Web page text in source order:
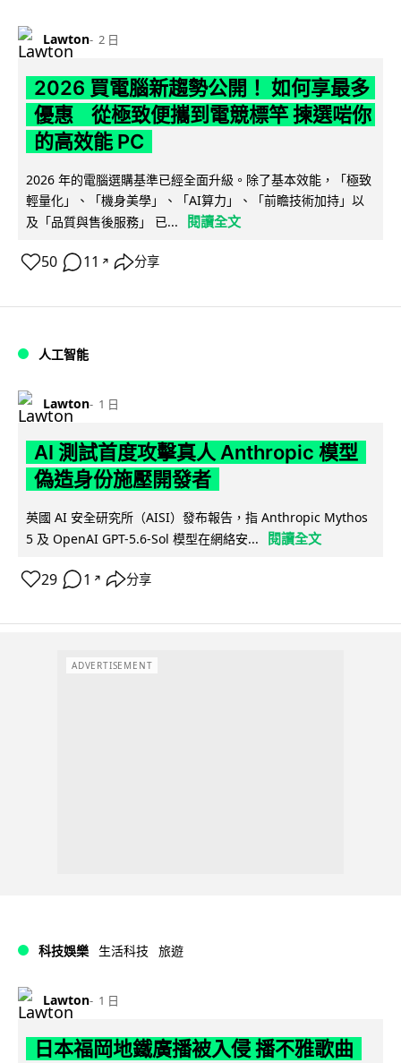
Lawton 2 日
2026 買電腦新趨勢公開！ 如何享最多
優惠 從極致便攜到電競標竿 揀選啱你
的高效能 PC
2026 年的電腦選購基準已經全面升級。除了基本效能，「極致
輕量化」、「機身美學」、「AI算力」、「前瞻技術加持」以
及「品質與售後服務」 已...
閱讀全文
50 11 ↗ 分享
人工智能
Lawton 1 日
AI 測試首度攻擊真人 Anthropic 模型
偽造身份施壓開發者
英國 AI 安全研究所（AISI）發布報告，指 Anthropic Mythos
5 及 OpenAI GPT-5.6-Sol 模型在網絡安...
閱讀全文
29 1 ↗ 分享
ADVERTISEMENT
科技娛樂 生活科技 旅遊
Lawton 1 日
日本福岡地鐵廣播被入侵 播不雅歌曲